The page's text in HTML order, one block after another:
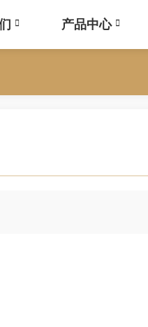
产品中心